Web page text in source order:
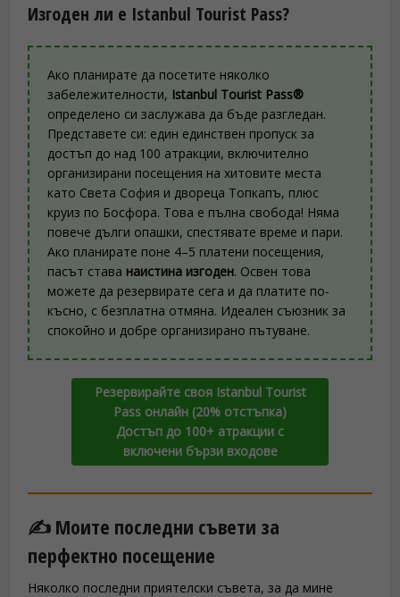
Изгоден ли е Istanbul Tourist Pass?
Ако планирате да посетите няколко
забележителности, Istanbul Tourist Pass®
определено си заслужава да бъде разгледан.
Представете си: един единствен пропуск за
достъп до над 100 атракции, включително
организирани посещения на хитовите места
като Света София и двореца Топкапъ, плюс
круиз по Босфора. Това е пълна свобода! Няма
повече дълги опашки, спестявате време и пари.
Ако планирате поне 4–5 платени посещения,
пасът става наистина изгоден. Освен това
можете да резервирате сега и да платите по-
късно, с безплатна отмяна. Идеален съюзник за
спокойно и добре организирано пътуване.
Резервирайте своя Istanbul Tourist
Pass онлайн (20% отстъпка)
Достъп до 100+ атракции с
включени бързи входове
✍️ Моите последни съвети за
перфектно посещение
Няколко последни приятелски съвета, за да мине